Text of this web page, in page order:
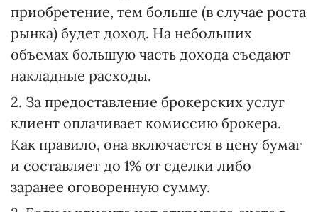
приобретение, тем больше (в случае роста
рынка) будет доход. На небольших
объемах большую часть дохода съедают
накладные расходы.
2. За предоставление брокерских услуг
клиент оплачивает комиссию брокера.
Как правило, она включается в цену бумаг
и составляет до 1% от сделки либо
заранее оговоренную сумму.